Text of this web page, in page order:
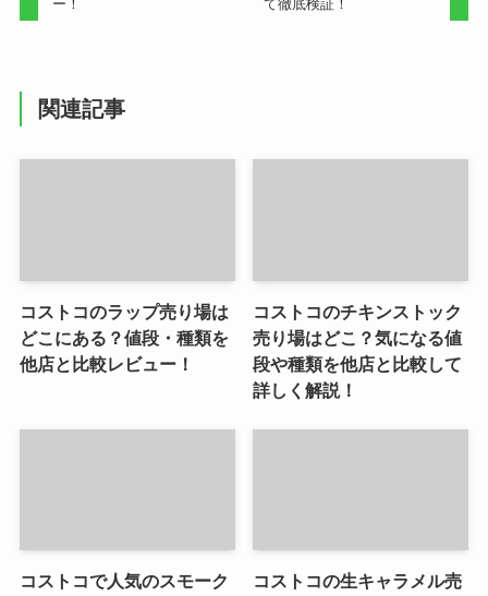
ー！
て徹底検証！
関連記事
コストコのラップ売り場は
どこにある？値段・種類を
他店と比較レビュー！
コストコのチキンストック
売り場はどこ？気になる値
段や種類を他店と比較して
詳しく解説！
コストコで人気のスモーク
コストコの生キャラメル売